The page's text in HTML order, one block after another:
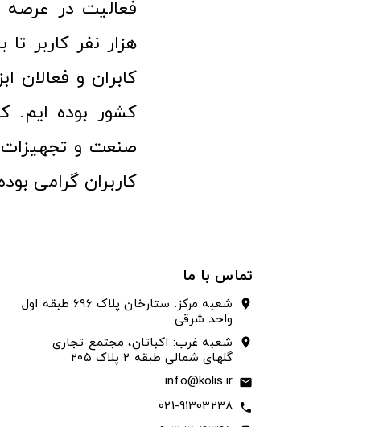
هزار نفر کاربر
کابران و
کشور بوده ایم.
صنعت و
کاربران گرامی
تماس با ما
location_on
شعبه مرکز: ستارخان پلاک ۶۹۶ طبقه اول
واحد شرقی
location_on
شعبه غرب: اکباتان، مجتمع تجاری
گلهای شمالی طبقه ۲ پلاک ۲۰۵
email
info@kolis.ir
call
021-91303238